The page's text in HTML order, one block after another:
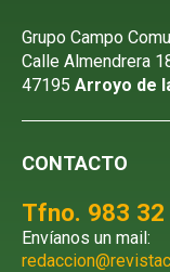
Grupo Campo
Calle Almendrera
47195 Arroyo de
CONTACTO
Tfno. 983
Envíanos un mail: